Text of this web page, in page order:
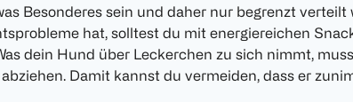
Besonderes sein und daher nur begrenzt verteilt
hat, solltest du mit energiereichen
dein Hund über Leckerchen zu sich nimmt,
Damit kannst du vermeiden, dass er